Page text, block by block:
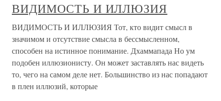
ВИДИМОСТЬ И ИЛЛЮЗИЯ
ВИДИМОСТЬ И ИЛЛЮЗИЯ Тот, кто видит смысл в
значимом и отсутствие смысла в бессмысленном,
способен на истинное понимание. Дхаммапада Но ум
подобен иллюзионисту. Он может заставлять нас видеть
то, чего на самом деле нет. Большинство из нас попадают
в плен иллюзий, которые